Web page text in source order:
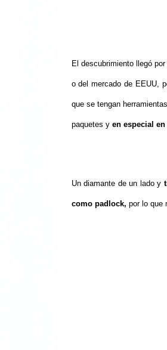
El descubrimiento llegó
o del mercado de EEUU,
que se tengan
paquetes y en especial
Un diamante de un lado y
como padlock, por lo que